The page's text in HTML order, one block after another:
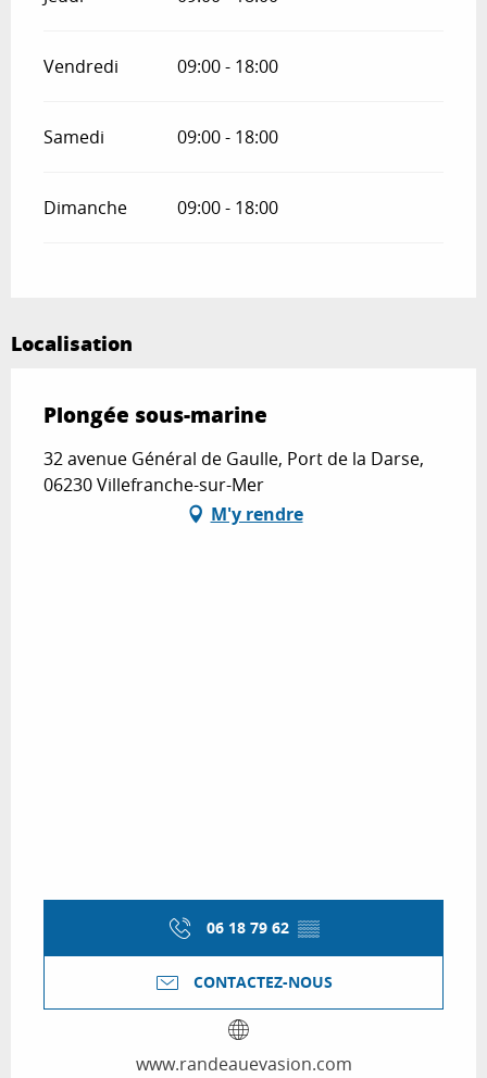
Vendredi 09:00 - 18:00
Samedi 09:00 - 18:00
Dimanche 09:00 - 18:00
Localisation
Plongée sous-marine
32 avenue Général de Gaulle, Port de la Darse,
06230 Villefranche-sur-Mer
M'y rendre
06 18 79 62 ▒▒
CONTACTEZ-NOUS
www.randeauevasion.com